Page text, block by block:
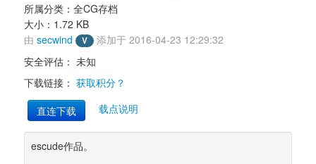
所属分类：全CG存档
大小：1.72 KB
由 secwind V
添加于 2016-04-23 12:29:32
安全评估： 未知
下载链接： 获取积分？
直连下载
载点说明
escude作品。